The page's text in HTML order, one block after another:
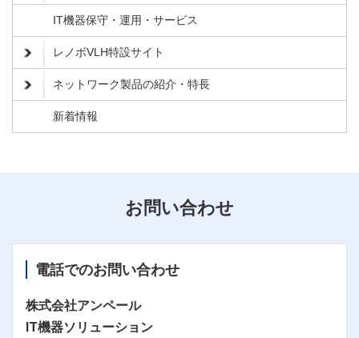
IT機器保守・運用・サービス
レノボVLH特設サイト
ネットワーク製品の紹介・特長
新着情報
お問い合わせ
電話でのお問い合わせ
株式会社アンペール
IT機器ソリューション